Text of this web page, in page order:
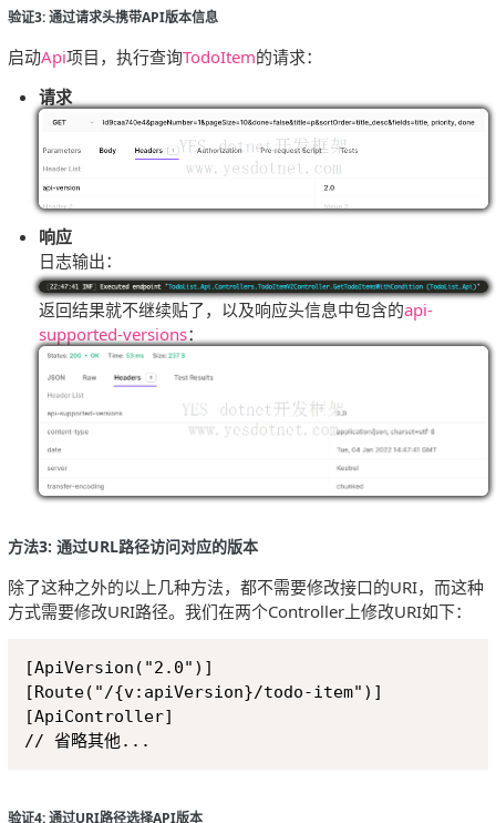
验证3: 通过请求头携带API版本信息
启动Api项目，执行查询TodoItem的请求：
请求
响应
日志输出：
返回结果就不继续贴了，以及响应头信息中包含的api-
supported-versions：
方法3: 通过URL路径访问对应的版本
除了这种之外的以上几种方法，都不需要修改接口的URI，而这种
方式需要修改URI路径。我们在两个Controller上修改URI如下：
[ApiVersion("2.0")]
[Route("/{v:apiVersion}/todo-item")]
[ApiController]
验证4: 通过URI路径选择API版本